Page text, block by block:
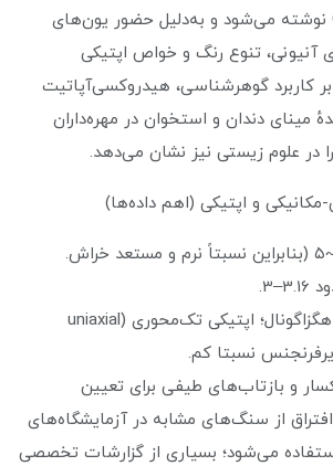
Ca₁₀(PO₄)₆(F,Cl,OH)₂ نوشته می‌شود و به‌دلیل حضور یون‌های
آنیونی، تنوع رنگ و خواص اپتیکی
بر کاربرد گوهرشناسی، هیدروکسی‌آپاتیت
مینای دندان و استخوان در مهره‌داران
علوم زیستی نیز نشان می‌دهد.
دستگاه بلوری: هگزاگونال؛ اپتیکی تک‌محوری (uniaxial
و بازتاب‌های طیفی برای تعیین
از سنگ‌های مشابه در آزمایشگاه‌های
می‌شود؛ بسیاری از گزارشات تخصصی